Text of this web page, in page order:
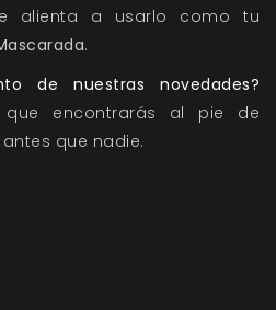
alienta a usarlo como tu
.
de nuestras novedades?
que encontrarás al pie de
que nadie.